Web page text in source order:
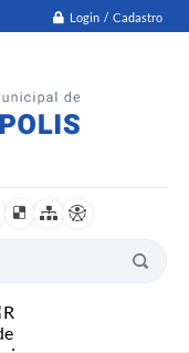
Login / Cadastro